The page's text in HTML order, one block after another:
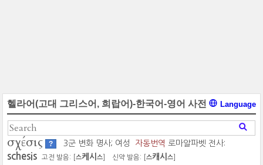
헬라어(고대 그리스어, 희랍어)-한국어-영어 사전 Language
σχέσις ? 3군 변화 명사; 여성 자동번역 로마알파벳 전사:
schesis 고전 발음: [스케시스 신약 발음: [스캐시스